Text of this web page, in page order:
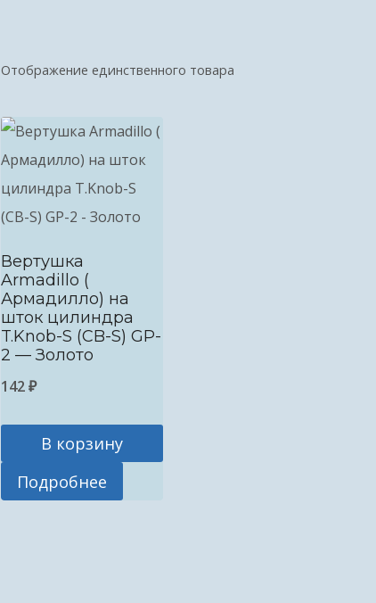
Отображение единственного товара
Вертушка
Armadillo (
Армадилло) на
шток цилиндра
T.Knob-S (CB-S) GP-
2 — Золото
142₽
В корзину
Подробнее